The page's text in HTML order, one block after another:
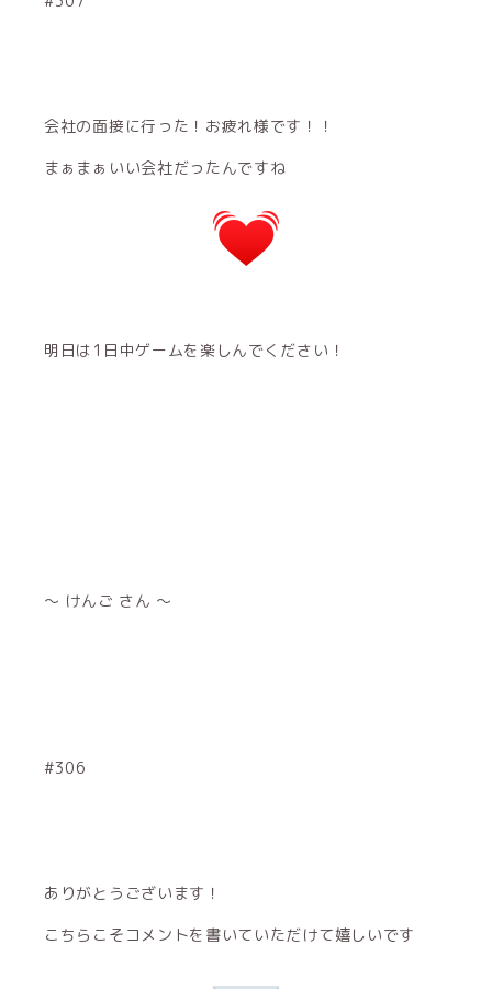
会社の面接に行った！お疲れ様です！！
まぁまぁいい会社だったんですね
明日は1日中ゲームを楽しんでください！
～ けんご さん ～
#306
ありがとうございます！
こちらこそコメントを書いていただけて嬉しいです